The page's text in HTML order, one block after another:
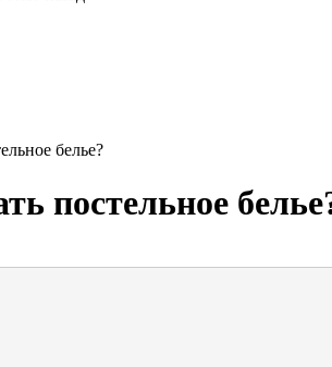
белье?
постельное